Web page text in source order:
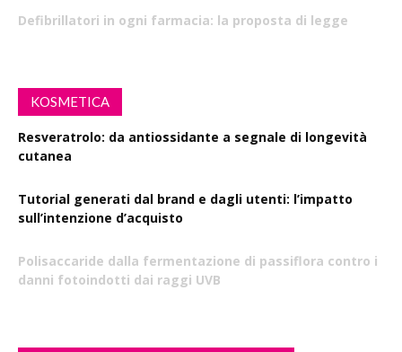
Defibrillatori in ogni farmacia: la proposta di legge
KOSMETICA
Resveratrolo: da antiossidante a segnale di longevità
cutanea
Tutorial generati dal brand e dagli utenti: l’impatto
sull’intenzione d’acquisto
Polisaccaride dalla fermentazione di passiflora contro i
danni fotoindotti dai raggi UVB